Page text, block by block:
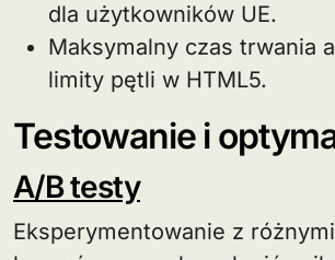
dla użytkowników UE.
Maksymalny czas trwania
limity pętli w HTML5.
Testowanie i
A/B testy
Eksperymentowanie z